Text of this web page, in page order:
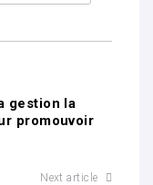
gestion la
promouvoir
Next article